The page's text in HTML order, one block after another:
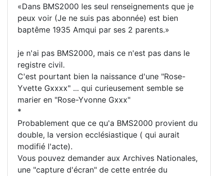
«Dans BMS2000 les seul renseignements que je
peux voir (Je ne suis pas abonnée) est bien
baptême 1935 Amqui par ses 2 parents.»
je n'ai pas BMS2000, mais ce n'est pas dans le
registre civil.
C'est pourtant bien la naissance d'une "Rose-
Yvette Gxxxx" ... qui curieusement semble se
marier en "Rose-Yvonne Gxxx"
*
Probablement que ce qu'a BMS2000 provient du
double, la version ecclésiastique ( qui aurait
modifié l'acte).
Vous pouvez demander aux Archives Nationales,
une "capture d'écran" de cette entrée du